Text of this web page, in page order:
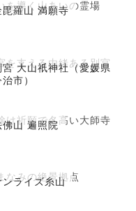
毘羅山 満願寺
を導く山あいの霊場
宮 大山祇神社（愛媛県
市）
を支える由緒ある別宮
佛山 遍照院
け祈願で名高い大師寺
ンライズ糸山
なみの絶景拠点